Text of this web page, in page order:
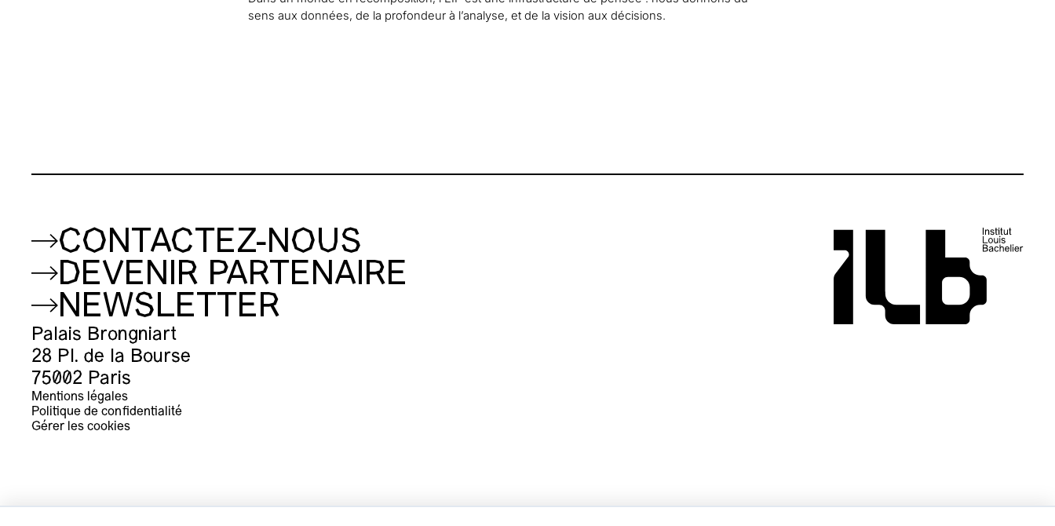
sens aux données, de la profondeur à l’analyse, et de la vision aux décisions.
CONTACTEZ-NOUS
DEVENIR PARTENAIRE
NEWSLETTER
Palais Brongniart
28 Pl. de la Bourse
75002 Paris
Mentions légales
Politique de confidentialité
Gérer les cookies